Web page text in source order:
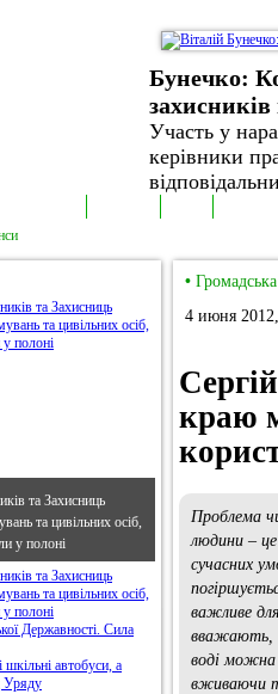
Бунечко:
захисників
Участь у
керівники
та Захисниць
та цивільних осіб,
у полоні
•
4 июня
краю
Проблема
людини –
сучасних
важливе
вважають,
воді можна
вживаючи